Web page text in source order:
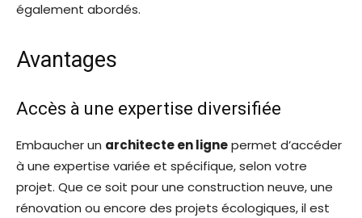
également abordés.
Avantages
Accès à une expertise diversifiée
Embaucher un architecte en lignepermet d’accéder
à une expertise variée et spécifique, selon votre
projet. Que ce soit pour une construction neuve, une
rénovation ou encore des projets écologiques, il est